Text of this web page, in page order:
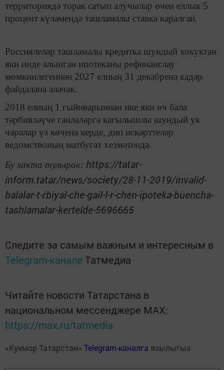
территориядә торак сатып алучылар өчен еллык 5
процент күләмендә ташламалы ставка каралган.
Россиялеләр ташламалы кредитка шундый хокуктан
яки инде алынган ипотеканы рефинанслау
мөмкинлегеннән 2027 елның 31 декабренә кадәр
файдалана алачак.
2018 елның 1 гыйнварыннан ике яки өч бала
тәрбияләүче гаиләләргә кагылышлы шундый ук
чаралар үз көченә керде, дип искәрттеләр
ведомствоның матбугат хезмәтендә.
Бу хакта тулырак: https://tatar-
inform.tatar/news/society/28-11-2019/invalid-
balalar-t-rbiyal-che-gail-l-r-chen-ipoteka-buencha-
tashlamalar-kertelde-5696665
Следите за самым важным и интересным в
Telegram-канале Татмедиа
Читайте новости Татарстана в
национальном мессенджере MАХ:
https://max.ru/tatmedia
«Кукмор Татарстан» Telegram-каналга язылыгыз